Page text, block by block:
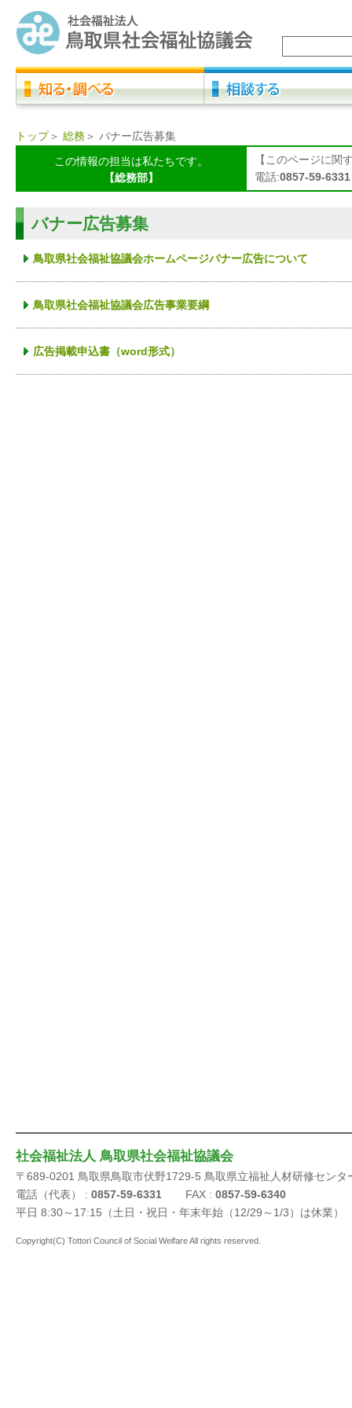
トップ＞ 総務 ＞ バナー広告募集
この情報の担当は私たちです。
【総務部】
【このページに関
電話:0857-59-6331
バナー広告募集
鳥取県社会福祉協議会ホームページバナー広告について
鳥取県社会福祉協議会広告事業要綱
広告掲載申込書（word形式）
社会福祉法人 鳥取県社会福祉協議会
〒689-0201 鳥取県鳥取市伏野1729-5 鳥取県立福祉人材研修センタ
電話（代表） : 0857-59-6331 FAX : 0857-59-6340
平日 8:30～17:15（土日・祝日・年末年始（12/29～1/3）は休業）
Copyright(C) Tottori Council of Social Welfare All rights reserved.